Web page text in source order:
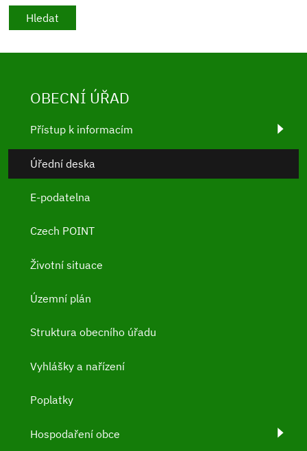
OBECNÍ ÚŘAD
Přístup k informacím
Úřední deska
E-podatelna
Czech POINT
Životní situace
Územní plán
Struktura obecního úřadu
Vyhlášky a nařízení
Poplatky
Hospodaření obce